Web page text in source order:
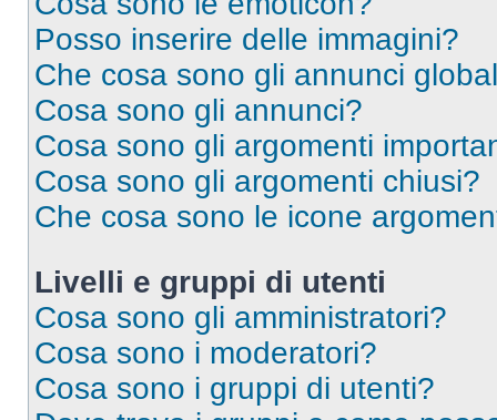
Posso inserire delle immagini?
Che cosa sono gli annunci
Cosa sono gli annunci?
Cosa sono gli argomenti
Cosa sono gli argomenti chiusi?
Che cosa sono le icone
Livelli e gruppi di utenti
Cosa sono gli amministratori?
Cosa sono i moderatori?
Cosa sono i gruppi di utenti?